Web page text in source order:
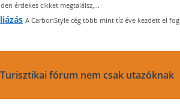
érdekes cikket megtalálsz,...
A CarbonStyle cég több mint tíz éve kezdett el
Turisztikai fórum nem csak utazóknak